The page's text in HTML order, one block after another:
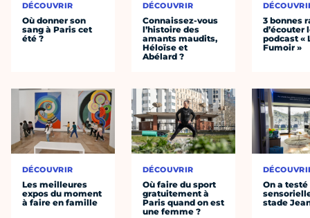
DÉCOUVRIR
Où donner son
sang à Paris cet
été ?
DÉCOUVRIR
Les meilleures
expos du moment
à faire en famille
DÉCOUVRIR
Connaissez-vous
l’histoire des
amants maudits,
Héloïse et
Abélard ?
DÉCOUVRIR
Où faire du sport
gratuitement à
Paris quand on est
une femme ?
3 bonnes
d’écouter
podcast «
Fumoir »
On a
stade